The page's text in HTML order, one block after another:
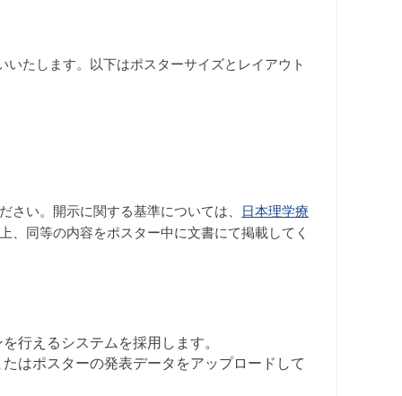
たします。以下はポスターサイズとレイアウト
さい。開示に関する基準については、
日本理学療
、同等の内容をポスター中に文書にて掲載してく
行えるシステムを採用します。
はポスターの発表データをアップロードして